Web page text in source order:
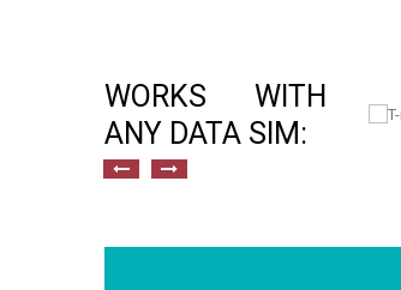
WORKS WITH
ANY DATA SIM: